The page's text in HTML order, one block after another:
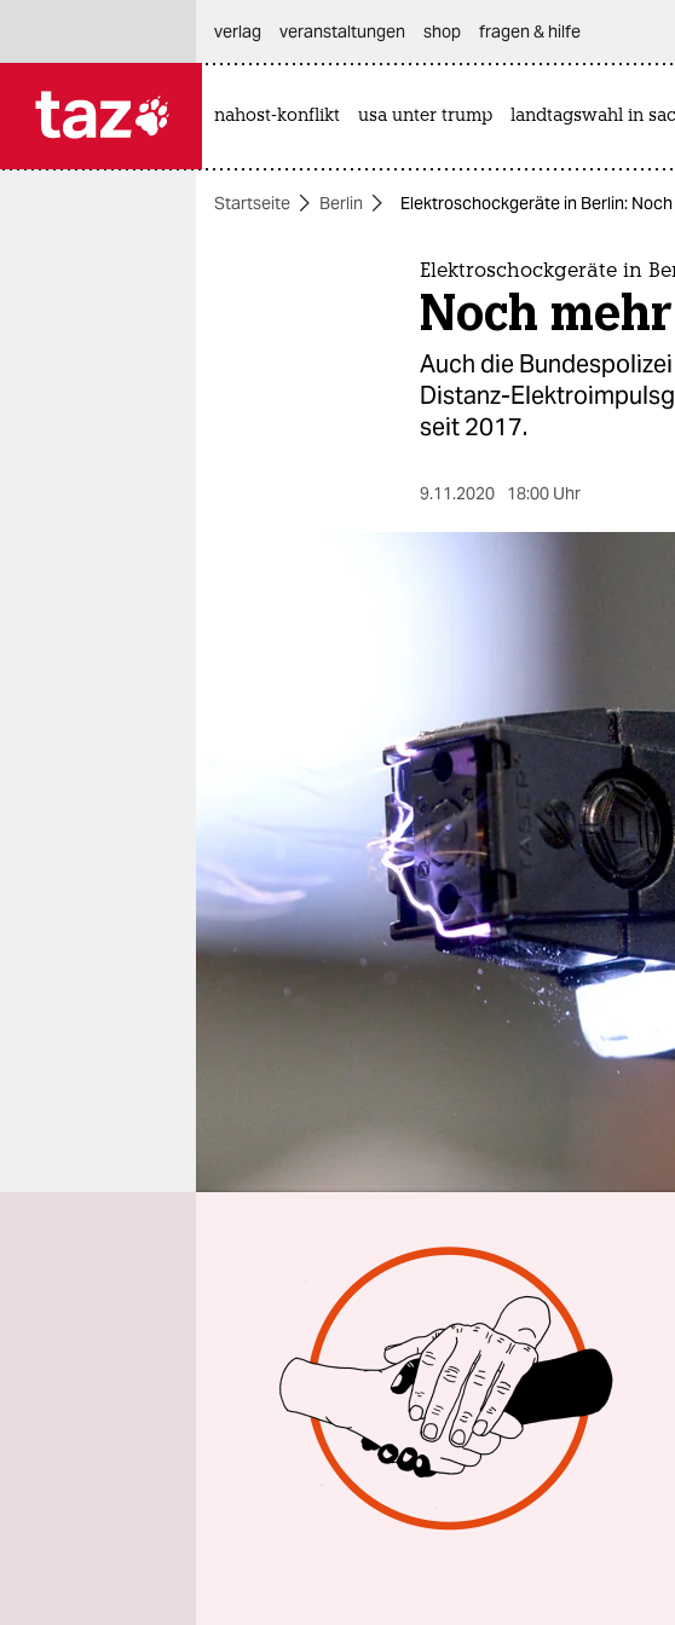
themen
fragen & hilfe
unterstützen
verlag
veranstaltungen shop fragen & hilfe
nahost-konflikt usa unter trump landtagswahl in
Startseite Berlin Elektroschockgeräte in Berlin:
Elektroschockgeräte in
Noch
Auch die
Distanz-
seit 2017.
9.11.2020 18:00 Uhr
Aus Berlin Plutonia Plarre
Ein umstrittenes
versuchsweise
die Geräte offiziell,
Berliner Polizei
Spezialeinheiten
Optisch ähneln die